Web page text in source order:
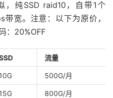
，纯SSD raid10，自带1个
宽。注意：以下为原价，
：20%OFF
流量
10G 500G/月
15G 800G/月